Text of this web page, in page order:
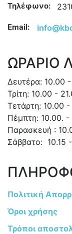
Τηλέφωνο:
Email:
ΩΡΑΡΙΟ
Δευτέρα: 10.00
Τρίτη: 10.00 -
Τετάρτη: 10.00 -
Πέμπτη: 10.00. -
Παρασκευή :
Σάββατο: 10.15
Πολιτική
Όροι χρήσης
Τρόποι